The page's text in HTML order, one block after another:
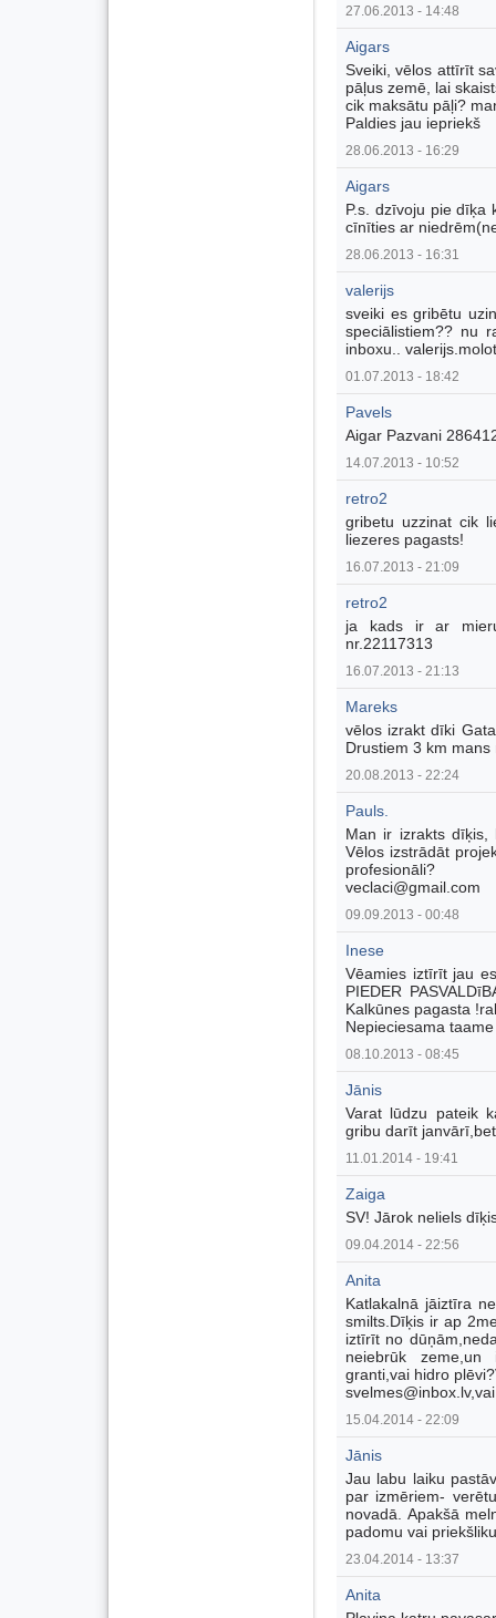
27.06.2013 - 14:48
Aigars
Sveiki, vēlos attīrīt
pāļus zemē, lai
cik maksātu pāļi?
Paldies jau iepriekš
28.06.2013 - 16:29
Aigars
P.s. dzīvoju pie dīķa
cīnīties ar
28.06.2013 - 16:31
valerijs
sveiki es gribētu
speciālistiem?? nu
inboxu..
01.07.2013 - 18:42
Pavels
Aigar Pazvani
14.07.2013 - 10:52
retro2
gribetu uzzinat cik
liezeres pagasts!
16.07.2013 - 21:09
retro2
ja kads ir ar
nr.22117313
16.07.2013 - 21:13
Mareks
vēlos izrakt dīki
Drustiem 3 km
20.08.2013 - 22:24
Pauls.
Man ir izrakts
Vēlos izstrādāt
profesionāli?
veclaci@gmail.com
09.09.2013 - 00:48
Inese
Vēamies iztīrīt jau
PIEDER
Kalkūnes pagasta
Nepieciesama
08.10.2013 - 08:45
Jānis
Varat lūdzu pateik
gribu darīt
11.01.2014 - 19:41
Zaiga
SV! Jārok neliels
09.04.2014 - 22:56
Anita
Katlakalnā jāiztīra
smilts.Dīķis ir ap
iztīrīt no
neiebrūk
granti,vai hidro
15.04.2014 - 22:09
Jānis
Jau labu laiku
par izmēriem-
novadā. Apakšā
padomu vai
23.04.2014 - 13:37
Anita